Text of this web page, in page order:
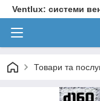
Ventlux: системи
Товари та